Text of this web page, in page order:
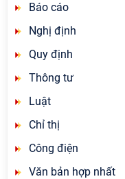
Báo cáo
Nghị định
Quy định
Thông tư
Luật
Chỉ thị
Công điện
Văn bản hợp nhất